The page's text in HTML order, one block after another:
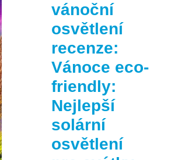
vánoční
osvětlení
recenze:
Vánoce eco-
friendly:
Nejlepší
solární
osvětlení